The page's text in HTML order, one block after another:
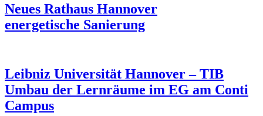
Neues Rathaus Hannover
energetische Sanierung
Leibniz Universität Hannover – TIB
Umbau der Lernräume im EG am Conti
Campus